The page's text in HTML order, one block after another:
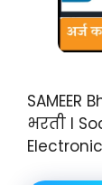
SAMEER
भरती I